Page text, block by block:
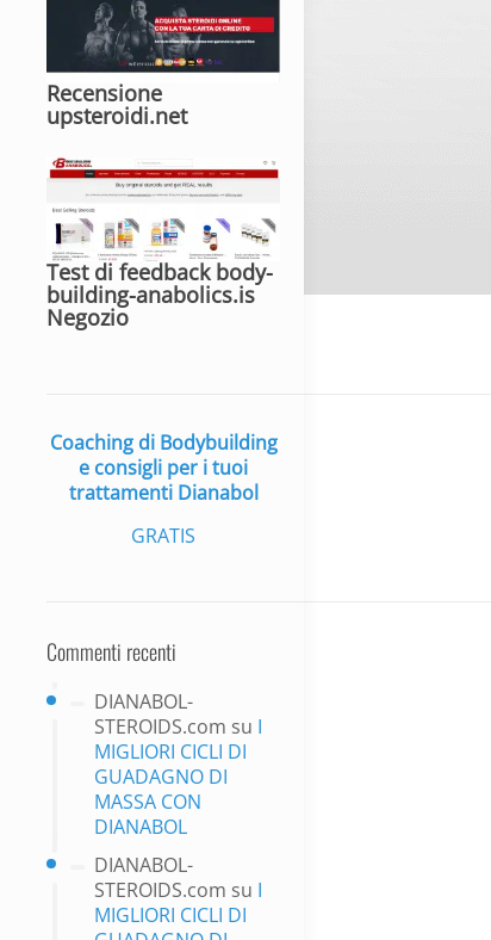
Recensione
upsteroidi.net
Test di feedback body-
building-anabolics.is
Negozio
Coaching di Bodybuilding
e consigli per i tuoi
trattamenti Dianabol
GRATIS
Commenti recenti
DIANABOL-
STEROIDS.com su I
MIGLIORI CICLI DI
GUADAGNO DI
MASSA CON
DIANABOL
DIANABOL-
STEROIDS.com su I
MIGLIORI CICLI DI